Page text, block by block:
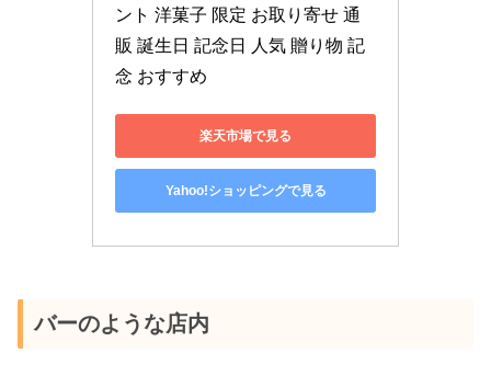
ント 洋菓子 限定 お取り寄せ 通
販 誕生日 記念日 人気 贈り物 記
念 おすすめ
楽天市場で見る
Yahoo!ショッピングで見る
バーのような店内